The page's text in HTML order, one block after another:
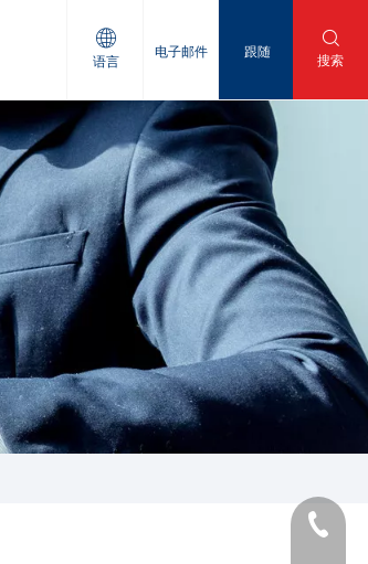
语言
电子邮件 跟随
搜索
400